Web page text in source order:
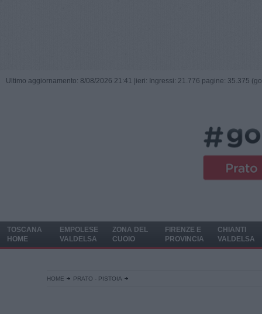
Ultimo aggiornamento: 8/08/2026 21:41 | ieri: Ingressi: 21.776 pagine: 35.375
TOSCANA
HOME
EMPOLESE
VALDELSA
ZONA DEL
CUOIO
FIRENZE E
PROVINCIA
CHIANTI
VALDELSA
HOME PRATO - PISTOIA